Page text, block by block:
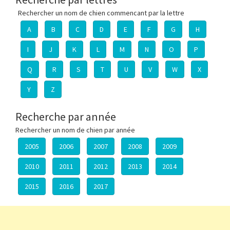
Rechercher un nom de chien commencant par la lettre
A
B C D E F G H
I J K L M N O P
Q R S T U V W X
Y Z
Recherche par année
Rechercher un nom de chien par année
2005
2006 2007 2008 2009
2010 2011 2012 2013 2014
2015 2016 2017